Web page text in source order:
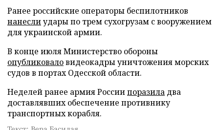
Ранее российские операторы беспилотников
нанеслиудары по трем сухогрузам с вооружением
для украинской армии.
В конце июля Министерство обороны
опубликоваловидеокадры уничтожения морских
судов в портах Одесской области.
Неделей ранее армия Россиипоразила два
доставлявших обеспечение противнику
транспортных корабля.